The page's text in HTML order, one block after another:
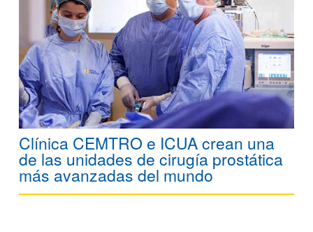
Clínica CEMTRO e ICUA crean una
de las unidades de cirugía prostática
más avanzadas del mundo